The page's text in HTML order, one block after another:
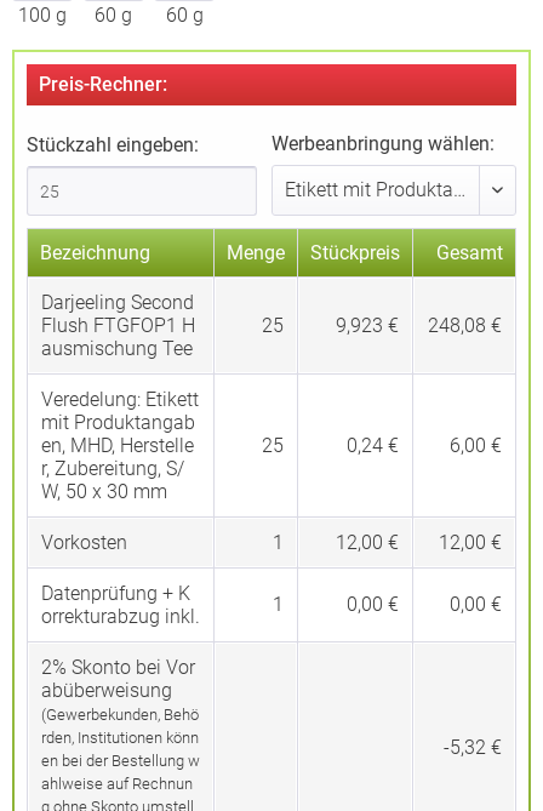
100 g 60 g 60 g
Preis-Rechner:
Stückzahl eingeben: Werbeanbringung wählen:
Bezeichnung Menge Stückpreis Gesamt
Darjeeling Second
Flush FTGFOP1 H
ausmischung Tee
25 9,923 € 248,08 €
Veredelung: Etikett
mit Produktangab
en, MHD, Herstelle
r, Zubereitung, S/
W, 50 x 30 mm
25 0,24 € 6,00 €
Vorkosten 1 12,00 € 12,00 €
Datenprüfung + K
orrekturabzug inkl.
1 0,00 € 0,00 €
2% Skonto bei Vor
abüberweisung
(Gewerbekunden, Behö
rden, Institutionen könn
en bei der Bestellung w
ahlweise auf Rechnun
g ohne Skonto umstell
-5,32 €